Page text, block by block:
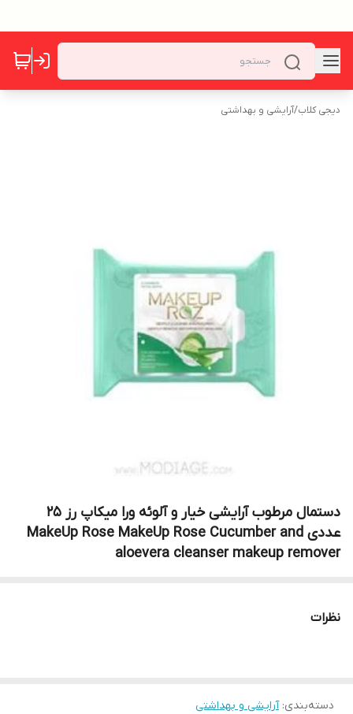
دیجی کلاب/آرایشی و بهداشتی
دستمال مرطوب آرایشی خیار و آلوئه ورا میکاپ رز ۲۵
عددی MakeUp Rose MakeUp Rose Cucumber and
aloevera cleanser makeup remover
نظرات
دسته‌بندی:آرایشی و بهداشتی